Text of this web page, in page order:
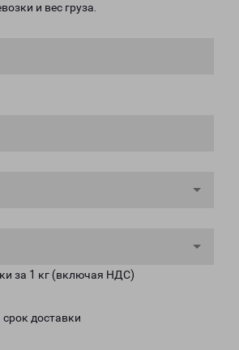
и вес груза.
за 1 кг (включая НДС)
доставки